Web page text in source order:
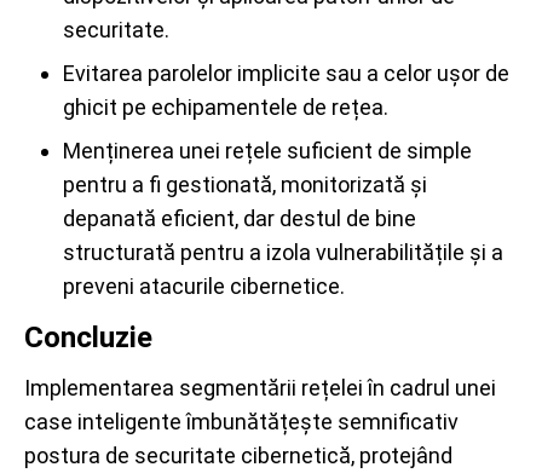
securitate.
Evitarea parolelor implicite sau a celor ușor de
ghicit pe echipamentele de rețea.
Menținerea unei rețele suficient de simple
pentru a fi gestionată, monitorizată și
depanată eficient, dar destul de bine
structurată pentru a izola vulnerabilitățile și a
preveni atacurile cibernetice.
Concluzie
Implementarea segmentării rețelei în cadrul unei
case inteligente îmbunătățește semnificativ
postura de securitate cibernetică, protejând